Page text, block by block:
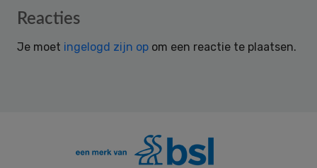
Reader
Reacties
Je moet ingelogd zijn op om een reactie te plaatsen.